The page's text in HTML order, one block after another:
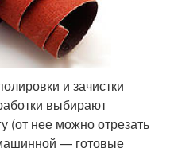
и зачистки
выбирают
(от нее можно отрезать
— готовые